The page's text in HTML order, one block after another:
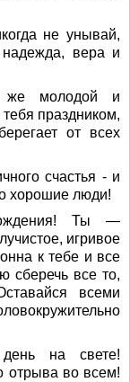
не унывай,
вера и
же молодой и
праздником,
от всех
счастья - и
хорошие люди!
Ты —
игривое
к тебе и все
сберечь все то,
всеми
на свете!
отрыва во всем!